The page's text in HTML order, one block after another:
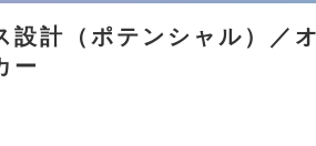
設計（ポテンシャル）／
ー